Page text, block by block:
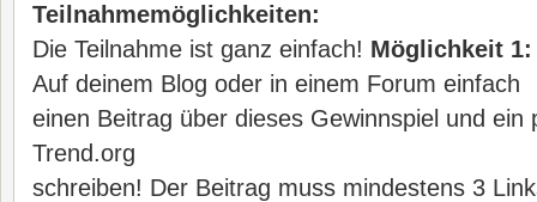
Teilnahmemöglichkeiten:
Die Teilnahme ist ganz einfach! Möglichkeit
Auf deinem Blog oder in einem Forum einfach
einen Beitrag über dieses Gewinnspiel und ein
Trend.org
schreiben! Der Beitrag muss mindestens 3